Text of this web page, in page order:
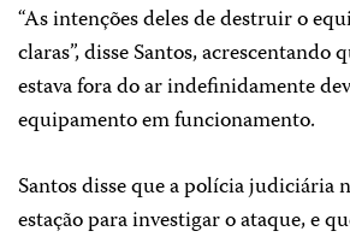
“As intenções deles de destruir o
claras”, disse Santos, acrescentando
estava fora do ar indefinidamente
equipamento em funcionamento.
Santos disse que a polícia judiciária
estação para investigar o ataque, e